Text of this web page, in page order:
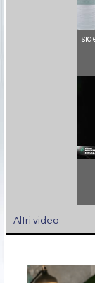
Altri video